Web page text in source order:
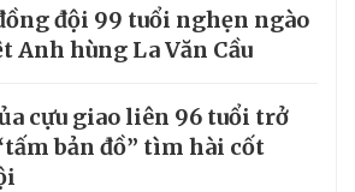
đội 99 tuổi nghẹn ngào
Anh hùng La Văn Cầu
cựu giao liên 96 tuổi trở
bản đồ” tìm hài cốt